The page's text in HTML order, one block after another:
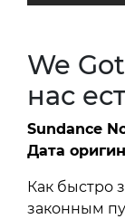
We
нас
Sundance
Дата
Как быстро
законным